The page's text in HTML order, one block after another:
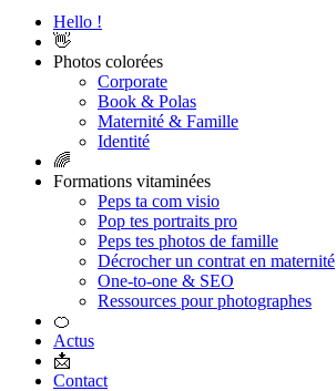
Hello !
👋
Photos colorées
Corporate
Book & Polas
Maternité & Famille
Identité
🌈
Formations vitaminées
Peps ta com visio
Pop tes portraits pro
Peps tes photos de famille
Décrocher un contrat en maternité
One-to-one & SEO
Ressources pour photographes
🍊
Actus
📩
Contact